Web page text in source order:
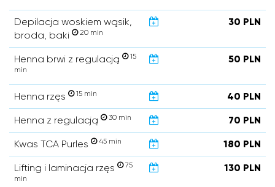
Depilacja woskiem wąsik,
broda, baki
20 min
30 PLN
Henna brwi z regulacją
15
min
50 PLN
Henna rzęs 15 min 40 PLN
Henna z regulacją 30 min 70 PLN
Kwas TCA Purles 45 min 180 PLN
Lifting i laminacja rzęs
75
min
130 PLN